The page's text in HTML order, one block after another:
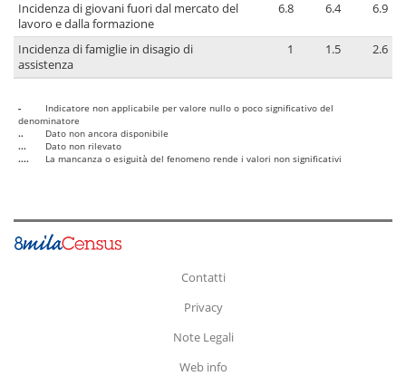
Incidenza di giovani fuori dal mercato del
lavoro e dalla formazione
6.8 6.4 6.9
Incidenza di famiglie in disagio di
assistenza
1 1.5 2.6
-
Indicatore non applicabile per valore nullo o poco significativo del
denominatore
..
Dato non ancora disponibile
...
Dato non rilevato
....
La mancanza o esiguità del fenomeno rende i valori non significativi
Contatti
Privacy
Note Legali
Web info